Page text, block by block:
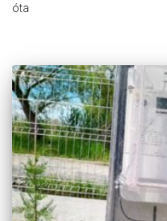
óta